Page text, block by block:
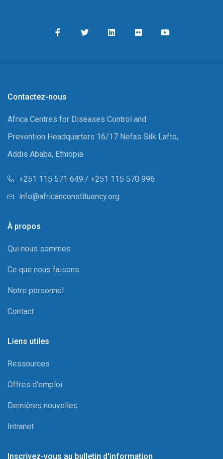
Contactez-nous
Africa Centres for Diseases Control and
Prevention Headquarters 16/17 Nefas Silk Lafto,
Addis Ababa, Ethiopia
+251 115 571 649 / +251 115 570 996
info@africanconstituency.org
À propos
Qui nous sommes
Ce que nous faisons
Notre personnel
Contact
Liens utiles
Ressources
Offres d’emploi
Dernières nouvelles
Intranet
Inscrivez-vous au bulletin d'information